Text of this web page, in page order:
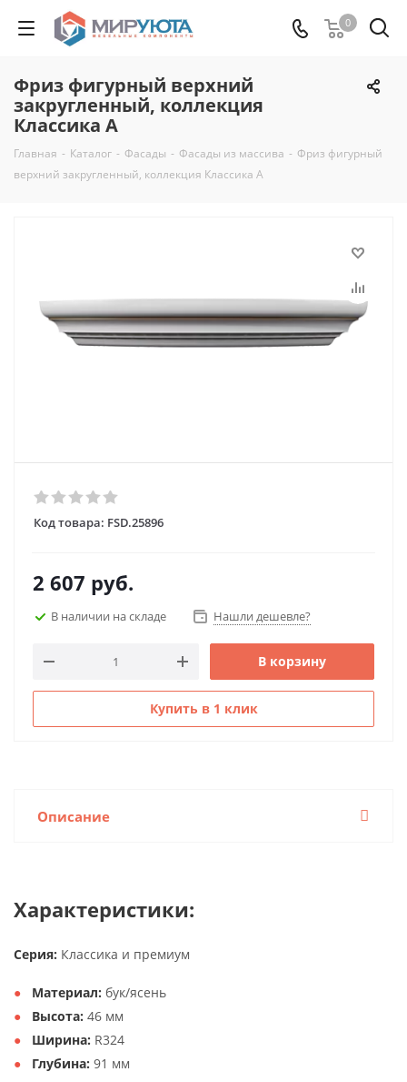
0
Фриз фигурный верхний
закругленный, коллекция
Классика А
Главная - Каталог - Фасады - Фасады из массива - Фриз фигурный
верхний закругленный, коллекция Классика А
Код товара: FSD.25896
2 607 руб.
В наличии на складе Нашли дешевле?
В корзину
Купить в 1 клик
Описание
Характеристики:
Серия: Классика и премиум
Материал: бук/ясень
Высота: 46 мм
Ширина: R324
Глубина: 91 мм